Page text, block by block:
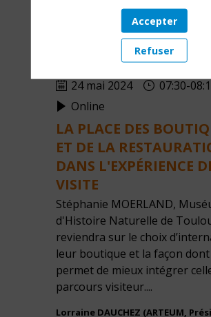
24 mai 2024 07:30-
Online
LA PLACE DES
ET DE LA
DANS L'EXPÉRIENCE
VISITE
Stéphanie MOERLAND,
d'Histoire Naturelle de
reviendra sur le choix
leur boutique et la façon dont
permet de mieux intégrer
parcours visiteur....
Lorraine DAUCHEZ (ARTEUM,
Accepter
Refuser